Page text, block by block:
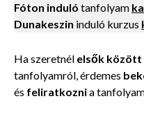
Fóton induló tanfolyam
Dunakeszin induló kurzus
Ha szeretnél elsők között
tanfolyamról, érdemes
és feliratkoznia